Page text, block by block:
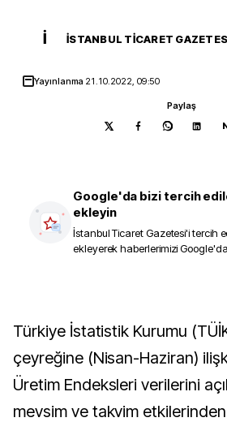
İ İSTANBUL TICARET
Yayınlanma 21.10.2022, 09:50
Paylaş
Google'da bizi tercih
ekleyin
İstanbul Ticaret Gazetesi'i tercih
ekleyerek haberlerimizi
Türkiye İstatistik Kurumu (TÜİK), 2016’nın ikinci
çeyreğine (Nisan-Haziran)
Üretim Endeksleri verilerini
mevsim ve takvim etkilerinden